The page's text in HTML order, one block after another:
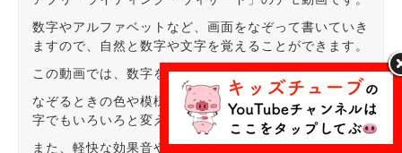
数字やアルファベットなど、画面をなぞって書いていき
ますので、自然と数字や文字を覚えることができます。
この動画では、数字を体験しています。
なぞるときの色や模様を変えたりできるので、1つの数
字でもいろいろと変えることができます。
また、軽快な効果音やすべて書き終わると動きだしたり